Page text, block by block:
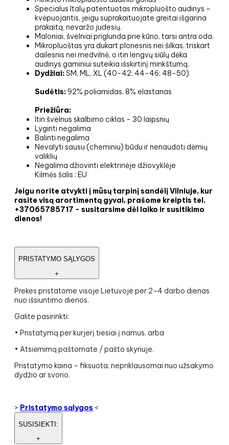
Specialus Italų patentuotas mikropluošto audinys –
kvėpuojantis, jeigu suprakaituojate greitai išgarina
prakaitą, nevaržo judesių.
Maloniai, švelniai priglunda prie kūno, tarsi antra oda.
Mikropluoštas yra dukart plonesnis nei šilkas, triskart
dailesnis nei medvilnė, o itin lengvų siūlų dėka
audinys gaminiui suteikia išskirtinį minkštumą.
Dydžiai:SM, ML, XL (40-42; 44-46; 48-50)
Sudėtis:92% poliamidas, 8% elastanas
Priežiūra:
Itin švelnus skalbimo ciklas - 30 laipsnių
Lyginti negalima
Balinti negalima
Nevalyti sausu (cheminiu) būdu ir nenaudoti dėmių
valiklių
Negalima džiovinti elektrinėje džiovyklėje
Kilmės šalis : EU
Jeigu norite atvykti į mūsų tarpinį sandėlį Vilniuje, kur
rasite visą arortimentą gyvai, prašome kreiptis tel.
+37065785717 - susitarsime dėl laiko ir susitikimo
dienos!
PRISTATYMO SĄLYGOS
+
Prekes pristatome visoje Lietuvoje per 2–4 darbo dienas
nuo išsiuntimo dienos.
Galite pasirinkti:
• Pristatymą per kurjerį tiesiai į namus, arba
• Atsiėmimą paštomate / pašto skyriuje.
Pristatymo kaina – fiksuota, nepriklausomai nuo užsakymo
dydžio ar svorio.
> Pristatymo sąlygos <
SUSISIEKTI:
+